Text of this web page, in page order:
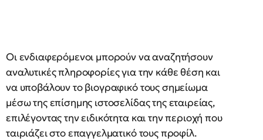
Οι ενδιαφερόμενοι μπορούν να αναζητήσουν
αναλυτικές πληροφορίες για την κάθε θέση και
να υποβάλουν το βιογραφικό τους σημείωμα
μέσω της επίσημης ιστοσελίδας της εταιρείας,
επιλέγοντας την ειδικότητα και την περιοχή που
ταιριάζει στο επαγγελματικό τους προφίλ.